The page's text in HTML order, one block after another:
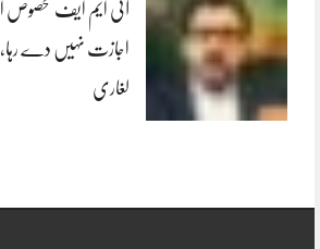
آئی ایم ایف مخصوص
اجازت نہیں دے رہا،
لغاری